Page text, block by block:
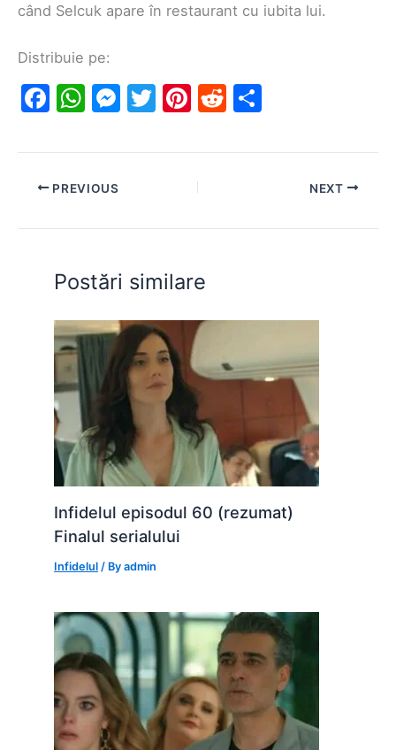
când Selcuk apare în restaurant cu iubita lui.
Distribuie pe:
F
c
e
o
o
k
W
at
s
p
p
M
s
n
g
er
T
itt
Pi
er
e
R
d ar
PREVIOUS NEXT
Postări similare
Infidelul episodul 60 (rezumat)
Finalul serialului
Infidelul / Byadmin